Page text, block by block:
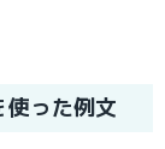
使った例文